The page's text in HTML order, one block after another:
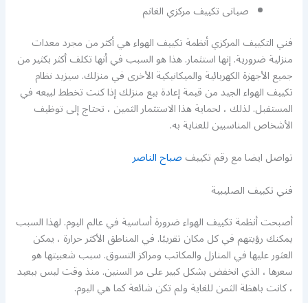
صيانى تكييف مركزي الغانم
فني التكييف المركزي أنظمة تكييف الهواء هي أكثر من مجرد معدات
منزلية ضرورية. إنها استثمار. هذا هو السبب في أنها تكلف أكثر بكثير من
جميع الأجهزة الكهربائية والميكانيكية الأخرى في منزلك. سيزيد نظام
تكييف الهواء الجيد من قيمة إعادة بيع منزلك إذا كنت تخطط لبيعه في
المستقبل. لذلك ، لحماية هذا الاستثمار الثمين ، تحتاج إلى توظيف
الأشخاص المناسبين للعناية به.
تواصل ايضا مع رقم تكييفصباح الناصر
فني تكييف الصليبية
أصبحت أنظمة تكييف الهواء ضرورة أساسية في عالم اليوم. لهذا السبب
يمكنك رؤيتهم في كل مكان تقريبًا. في المناطق الأكثر حرارة ، يمكن
العثور عليها في المنازل والمكاتب ومراكز التسوق. سبب شعبيتها هو
سعرها ، الذي انخفض بشكل كبير على مر السنين. منذ وقت ليس ببعيد
، كانت باهظة الثمن للغاية ولم تكن شائعة كما هي اليوم.